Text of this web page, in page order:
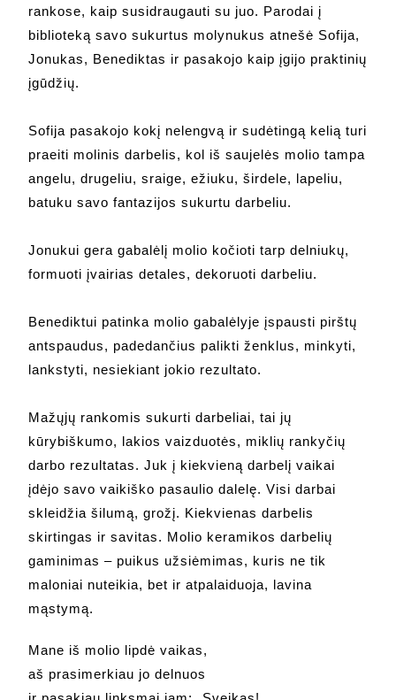
rankose, kaip susidraugauti su juo. Parodai į
biblioteką savo sukurtus molynukus atnešė Sofija,
Jonukas, Benediktas ir pasakojo kaip įgijo praktinių
įgūdžių.
Sofija pasakojo kokį nelengvą ir sudėtingą kelią turi
praeiti molinis darbelis, kol iš saujelės molio tampa
angelu, drugeliu, sraige, ežiuku, širdele, lapeliu,
batuku savo fantazijos sukurtu darbeliu.
Jonukui gera gabalėlį molio kočioti tarp delniukų,
formuoti įvairias detales, dekoruoti darbeliu.
Benediktui patinka molio gabalėlyje įspausti pirštų
antspaudus, padedančius palikti ženklus, minkyti,
lankstyti, nesiekiant jokio rezultato.
Mažųjų rankomis sukurti darbeliai, tai jų
kūrybiškumo, lakios vaizduotės, miklių rankyčių
darbo rezultatas. Juk į kiekvieną darbelį vaikai
įdėjo savo vaikiško pasaulio dalelę. Visi darbai
skleidžia šilumą, grožį. Kiekvienas darbelis
skirtingas ir savitas. Molio keramikos darbelių
gaminimas – puikus užsiėmimas, kuris ne tik
maloniai nuteikia, bet ir atpalaiduoja, lavina
mąstymą.
Mane iš molio lipdė vaikas,
aš prasimerkiau jo delnuos